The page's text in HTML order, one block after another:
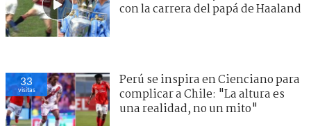
con la carrera del papá de Haaland
33
visitas
Perú se inspira en Cienciano para
complicar a Chile: "La altura es
una realidad, no un mito"